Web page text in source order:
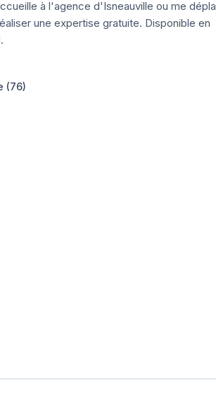
à l'agence d'Isneauville ou me
une expertise gratuite. Disponible en
(76)